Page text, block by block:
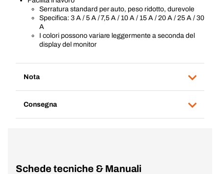
Serratura standard per auto, peso ridotto, durevole
Specifica: 3 A / 5 A / 7,5 A / 10 A / 15 A / 20 A / 25 A / 30
A
I colori possono variare leggermente a seconda del
display del monitor
Nota
Consegna
Schede tecniche & Manuali